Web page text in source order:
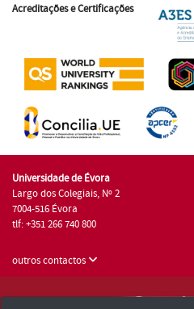
Acreditações e Certificações
Universidade de Évora
Largo dos Colegiais, Nº 2
7004-516 Évora
tlf: +351 266 740 800
outros contactos